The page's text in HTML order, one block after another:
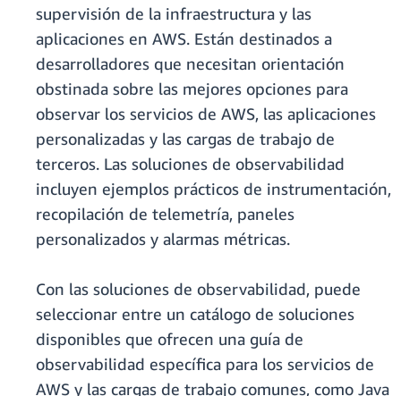
supervisión de la infraestructura y las
aplicaciones en AWS. Están destinados a
desarrolladores que necesitan orientación
obstinada sobre las mejores opciones para
observar los servicios de AWS, las aplicaciones
personalizadas y las cargas de trabajo de
terceros. Las soluciones de observabilidad
incluyen ejemplos prácticos de instrumentación,
recopilación de telemetría, paneles
personalizados y alarmas métricas.
Con las soluciones de observabilidad, puede
seleccionar entre un catálogo de soluciones
disponibles que ofrecen una guía de
observabilidad específica para los servicios de
AWS y las cargas de trabajo comunes, como Java